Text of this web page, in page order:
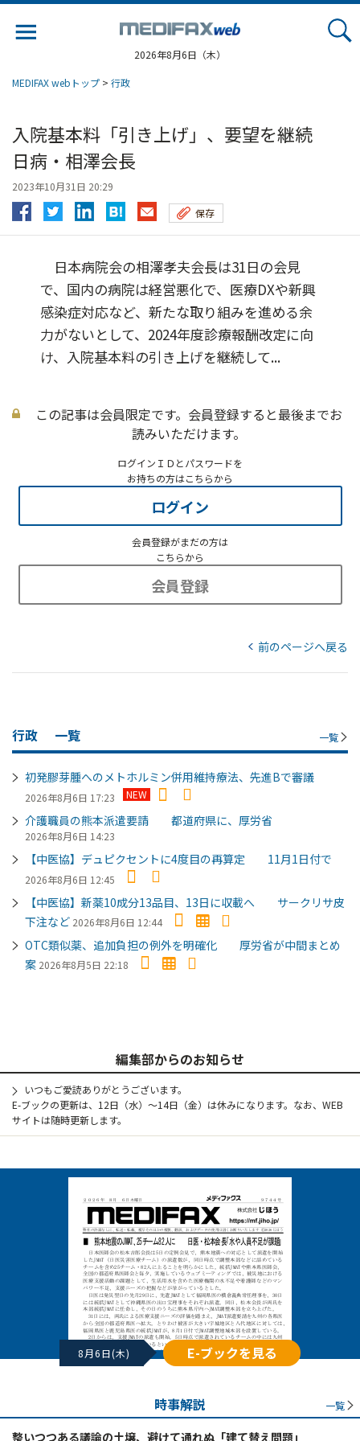
2026年8月6日（木）
MEDIFAX webトップ > 行政
入院基本料「引き上げ」、要望を継続
日病・相澤会長
2023年10月31日 20:29
保存
日本病院会の相澤孝夫会長は31日の会見
で、国内の病院は経営悪化で、医療DXや新興
感染症対応など、新たな取り組みを進める余
力がないとして、2024年度診療報酬改定に向
け、入院基本料の引き上げを継続して...
この記事は会員限定です。会員登録すると最後までお
読みいただけます。
ログインＩＤとパスワードを
お持ちの方はこちらから
ログイン
会員登録がまだの方は
こちらから
会員登録
前のページへ戻る
行政 一覧 一覧
初発膠芽腫へのメトホルミン併用維持療法、先進Bで審議
2026年8月6日 17:23 NEW
介護職員の熊本派遣要請 都道府県に、厚労省
2026年8月6日 14:23
【中医協】デュピクセントに4度目の再算定 11月1日付で
2026年8月6日 12:45
【中医協】新薬10成分13品目、13日に収載へ サークリサ皮
下注など 2026年8月6日 12:44
OTC類似薬、追加負担の例外を明確化 厚労省が中間まとめ
案 2026年8月5日 22:18
編集部からのお知らせ
いつもご愛読ありがとうございます。
E-ブックの更新は、12日（水）～14日（金）は休みになります。なお、WEB
サイトは随時更新します。
8月6日(木) E-ブックを見る
時事解説 一覧
整いつつある議論の土壌、避けて通れぬ「建て替え問題」